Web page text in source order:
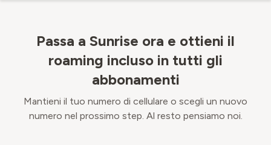
Passa a Sunrise ora e ottieni il
roaming incluso in tutti gli
abbonamenti
Mantieni il tuo numero di cellulare o scegli un nuovo
numero nel prossimo step. Al resto pensiamo noi.